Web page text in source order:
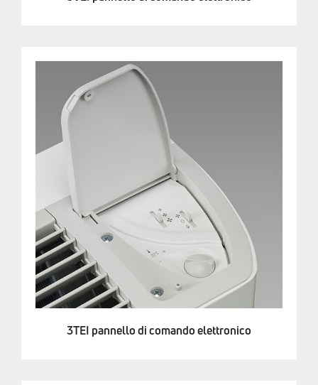
3TEI pannello di comando elettronico